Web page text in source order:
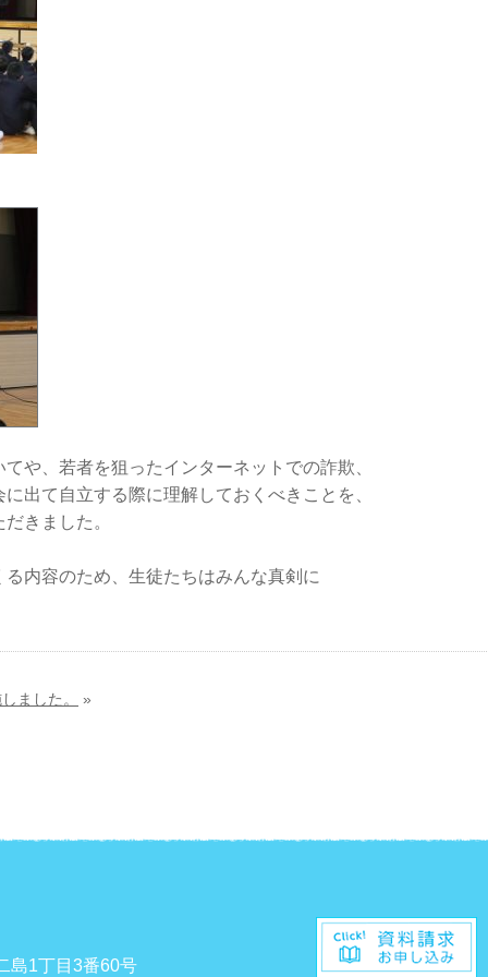
や、若者を狙ったインターネットでの詐欺、
出て自立する際に理解しておくべきことを、
きました。
内容のため、生徒たちはみんな真剣に
ました。 »
島1丁目3番60号